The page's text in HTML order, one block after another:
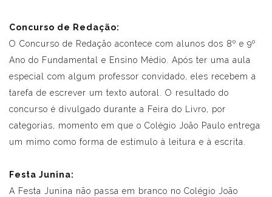
Concurso de Redação:
O Concurso de Redação acontece com alunos dos 8º e 9º
Ano do Fundamental e Ensino Médio. Após ter uma aula
especial com algum professor convidado, eles recebem a
tarefa de escrever um texto autoral. O resultado do
concurso é divulgado durante a Feira do Livro, por
categorias, momento em que o Colégio João Paulo entrega
um mimo como forma de estímulo à leitura e à escrita.
Festa Junina:
A Festa Junina não passa em branco no Colégio João